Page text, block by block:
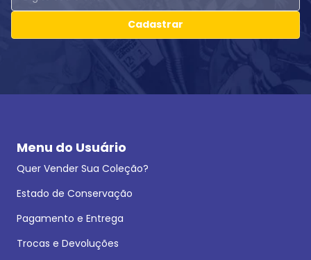
Cadastrar
Menu do Usuário
Quer Vender Sua Coleção?
Estado de Conservação
Pagamento e Entrega
Trocas e Devoluções